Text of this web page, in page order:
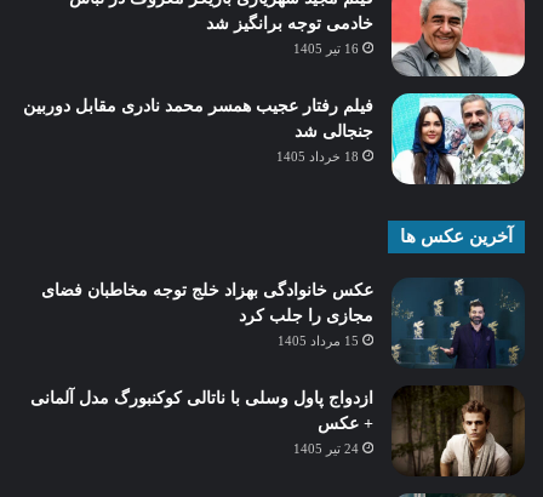
خادمی توجه برانگیز شد
16 تیر 1405
فیلم رفتار عجیب همسر محمد نادری مقابل دوربین
جنجالی شد
18 خرداد 1405
آخرین عکس ها
عکس خانوادگی بهزاد خلج توجه مخاطبان فضای
مجازی را جلب کرد
15 مرداد 1405
ازدواج پاول وسلی با ناتالی کوکنبورگ مدل آلمانی
+ عکس
24 تیر 1405